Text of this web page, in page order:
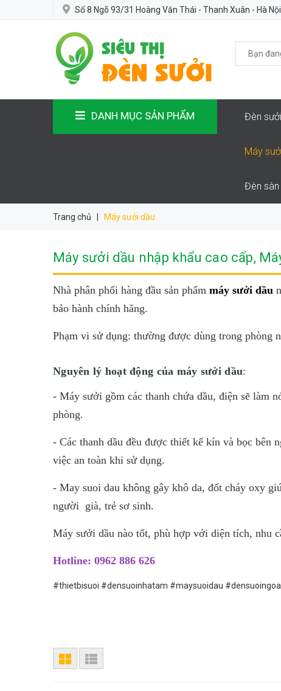
Số 8 Ngõ 93/31 Hoàng Văn Thái - Thanh Xuân - Hà Nội
DANH MỤC SẢN PHẨM Đèn
Máy
Đèn
Trang chủ Máy sưởi dầu
Máy sưởi dầu nhập khẩu cao cấp,
Nhà phân phối hàng đầu sản phẩm máy sưởi dầu
bảo hành chính hãng.
Phạm vi sử dụng: thường được dùng trong phòng
Nguyên lý hoạt động của máy sưởi dầu:
- Máy sưởi gồm các thanh chứa dầu, điện sẽ làm
phòng.
- Các thanh dầu đều được thiết kế kín và bọc bên
việc an toàn khi sử dụng.
- May suoi dau không gây khô da, đốt cháy oxy
người già, trẻ sơ sinh.
Máy sưởi dầu nào tốt, phù hợp với diện tích, nhu
Hotline: 0962 886 626
#thietbisuoi #densuoinhatam #maysuoidau